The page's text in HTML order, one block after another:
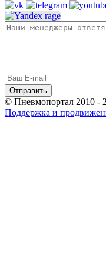
© Пневмопортал 2010 -
Поддержка и